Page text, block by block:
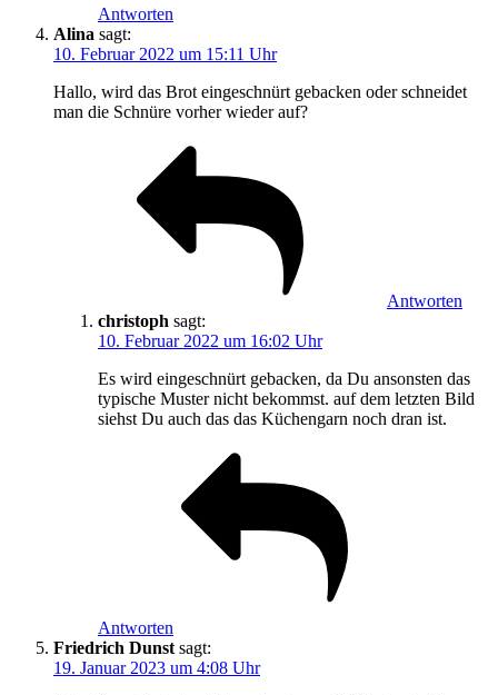
Antworten
Alina sagt:
10. Februar 2022 um 15:11 Uhr
Hallo, wird das Brot eingeschnürt gebacken oder schneidet
man die Schnüre vorher wieder auf?
Antworten
christoph sagt:
10. Februar 2022 um 16:02 Uhr
Es wird eingeschnürt gebacken, da Du ansonsten das
typische Muster nicht bekommst. auf dem letzten Bild
siehst Du auch das das Küchengarn noch dran ist.
Antworten
Friedrich Dunst sagt:
19. Januar 2023 um 4:08 Uhr